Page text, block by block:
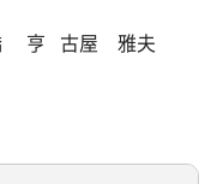
屋 雅夫